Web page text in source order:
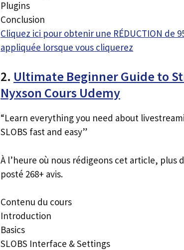
Plugins
Conclusion
Cliquez ici pour obtenir une RÉDUCTION de
appliquée lorsque vous cliquerez
2. Ultimate Beginner Guide to
Nyxson Cours Udemy
“Learn everything you need about
SLOBS fast and easy”
À l’heure où nous rédigeons cet article, plus
posté 268+ avis.
Contenu du cours
Introduction
Basics
SLOBS Interface & Settings